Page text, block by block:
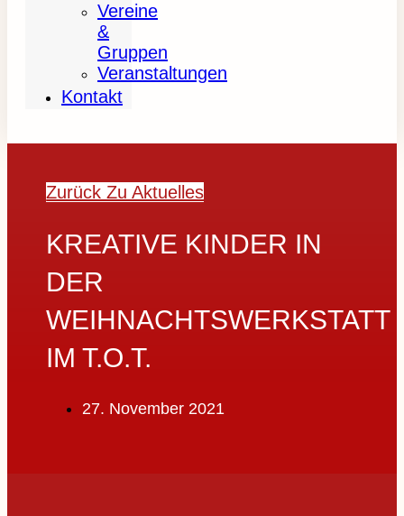
Vereine
&
Gruppen
Veranstaltungen
Kontakt
Zurück Zu Aktuelles
KREATIVE KINDER IN
DER
WEIHNACHTSWERKSTATT
IM T.O.T.
27. November 2021